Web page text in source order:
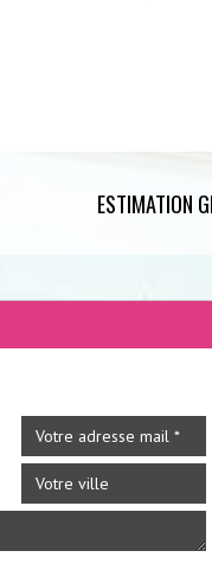
ESTIMATION